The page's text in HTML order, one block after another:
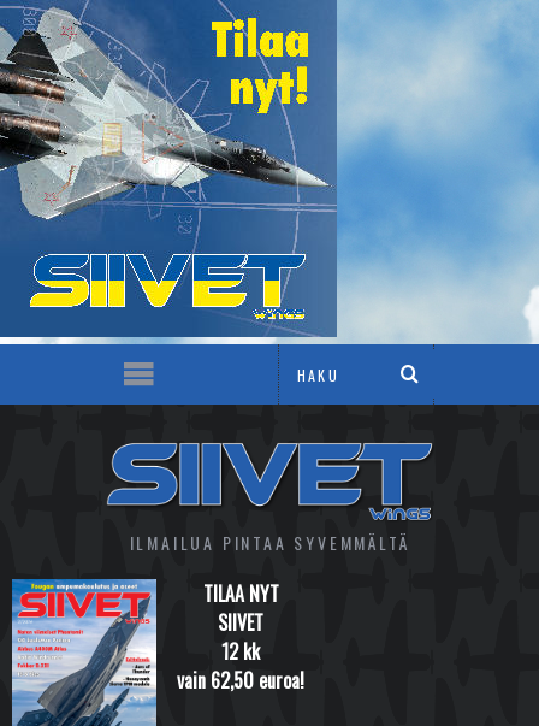
ILMAILUA PINTAA SYVEMMÄLTÄ
TILAA NYT
SIIVET
12 kk
vain 62,50 euroa!